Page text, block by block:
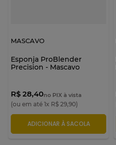
MASCAVO
Esponja ProBlender
Precision - Mascavo
R$ 28,40no PIX à vista
(ou em até 1x R$ 29,90)
ADICIONAR À SACOLA